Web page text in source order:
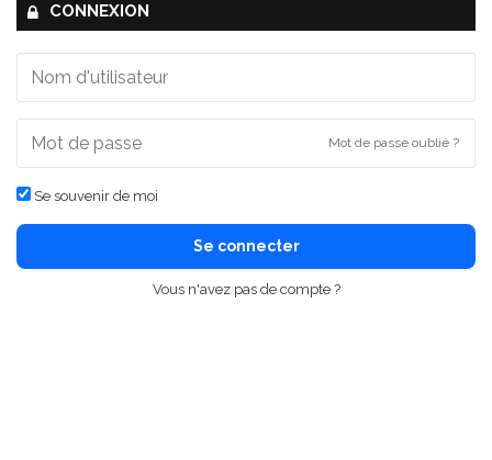
CONNEXION
Mot de passe oublié ?
Se souvenir de moi
Se connecter
Vous n'avez pas de compte ?